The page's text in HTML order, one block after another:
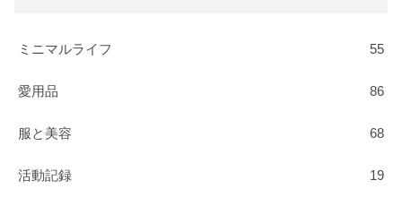
ミニマルライフ 55
愛用品 86
服と美容 68
活動記録 19